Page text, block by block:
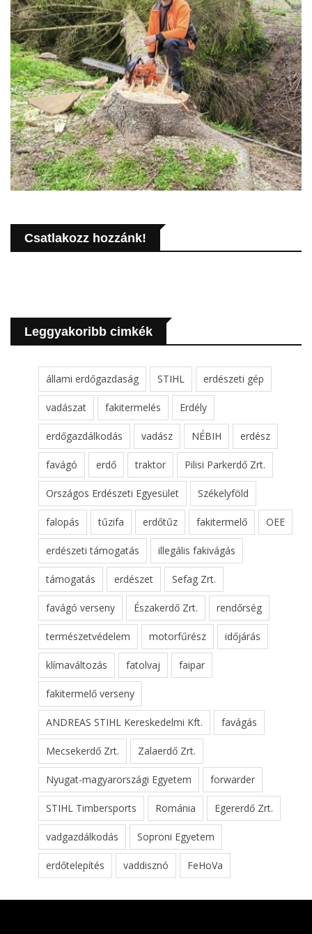
Csatlakozz hozzánk!
Leggyakoribb cimkék
állami erdőgazdaság STIHL erdészeti gép
vadászat fakitermelés Erdély
erdőgazdálkodás vadász NÉBIH erdész
favágó erdő traktor Pilisi Parkerdő Zrt.
Országos Erdészeti Egyesület Székelyföld
falopás tűzifa erdőtűz fakitermelő OEE
erdészeti támogatás illegális fakivágás
támogatás erdészet Sefag Zrt.
favágó verseny Északerdő Zrt. rendőrség
természetvédelem motorfűrész időjárás
klímaváltozás fatolvaj faipar
fakitermelő verseny
ANDREAS STIHL Kereskedelmi Kft. favágás
Mecsekerdő Zrt. Zalaerdő Zrt.
Nyugat-magyarországi Egyetem forwarder
STIHL Timbersports Románia Egererdő Zrt.
vadgazdálkodás Soproni Egyetem
erdőtelepítés vaddisznó FeHoVa